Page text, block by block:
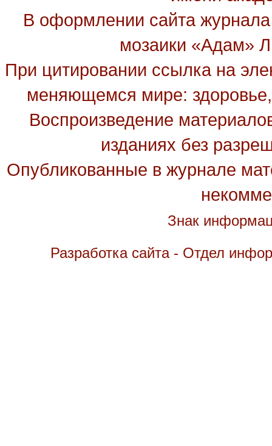
В оформлении сайта
мозаики «Адам»
При цитировании ссылка на
меняющемся мире: здоровье,
Воспроизведение
изданиях без
Опубликованные в журнале
Знак
Разработка сайта - Отдел